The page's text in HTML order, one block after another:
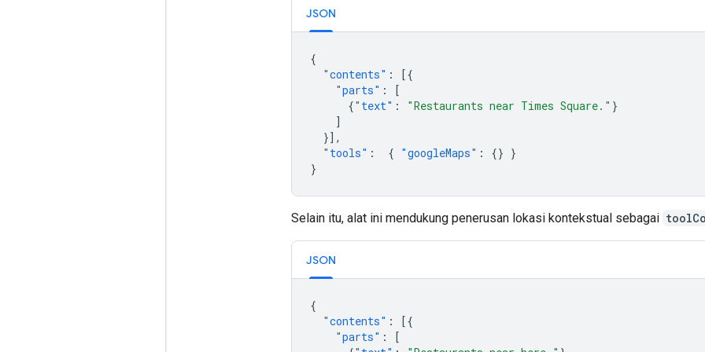
JSON
{
"contents" :
[{
"parts" :
[
{"text" : "Restaurants near Times Square." }
]
}],
"tools" : { "googleMaps" : {} }
}
Selain itu, alat ini mendukung penerusan lokasi kontekstual sebagai
JSON
{
"contents" :
[{
"parts" :
[